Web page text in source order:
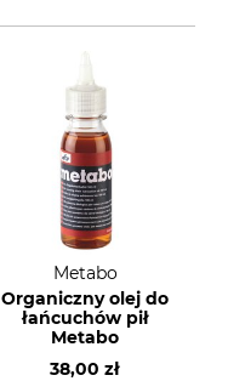
Metabo
Organiczny olej do
łańcuchów pił
Metabo
38,00 zł